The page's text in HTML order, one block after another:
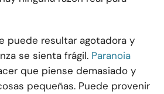
puede resultar agotadora y
se sienta frágil. Paranoia
que piense demasiado y
pequeñas. Puede provenir